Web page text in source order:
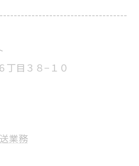
丁目３８−１０
業務